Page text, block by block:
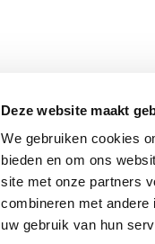
Deze website maakt
We gebruiken cookies
bieden en om ons
site met onze partners
combineren met
uw gebruik van hun